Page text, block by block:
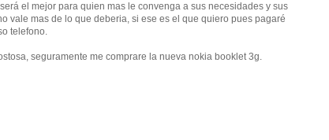
el mejor para quien mas le convenga a sus necesidades y sus
vale mas de lo que deberia, si ese es el que quiero pues pagaré
telefono.
seguramente me comprare la nueva nokia booklet 3g.